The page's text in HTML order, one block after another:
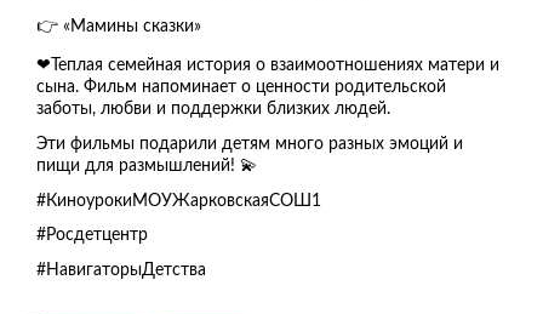
👉 «Мамины сказки»
❤Теплая семейная история о взаимоотношениях матери и
сына. Фильм напоминает о ценности родительской
заботы, любви и поддержки близких людей.
Эти фильмы подарили детям много разных эмоций и
пищи для размышлений! 💫
#КиноурокиМОУЖарковскаяСОШ1
#Росдетцентр
#НавигаторыДетства